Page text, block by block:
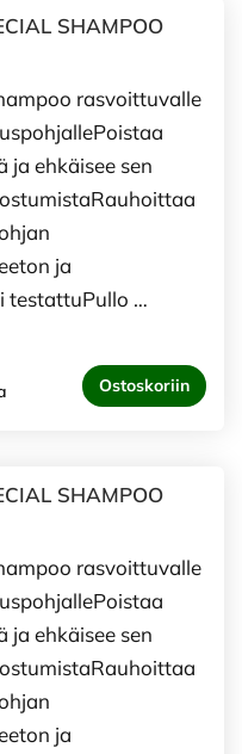
SHAMPOO
rasvoittuvalle
ja ehkäisee sen
ja
testattuPullo …
Ostoskoriin
SHAMPOO
rasvoittuvalle
ja ehkäisee sen
ja